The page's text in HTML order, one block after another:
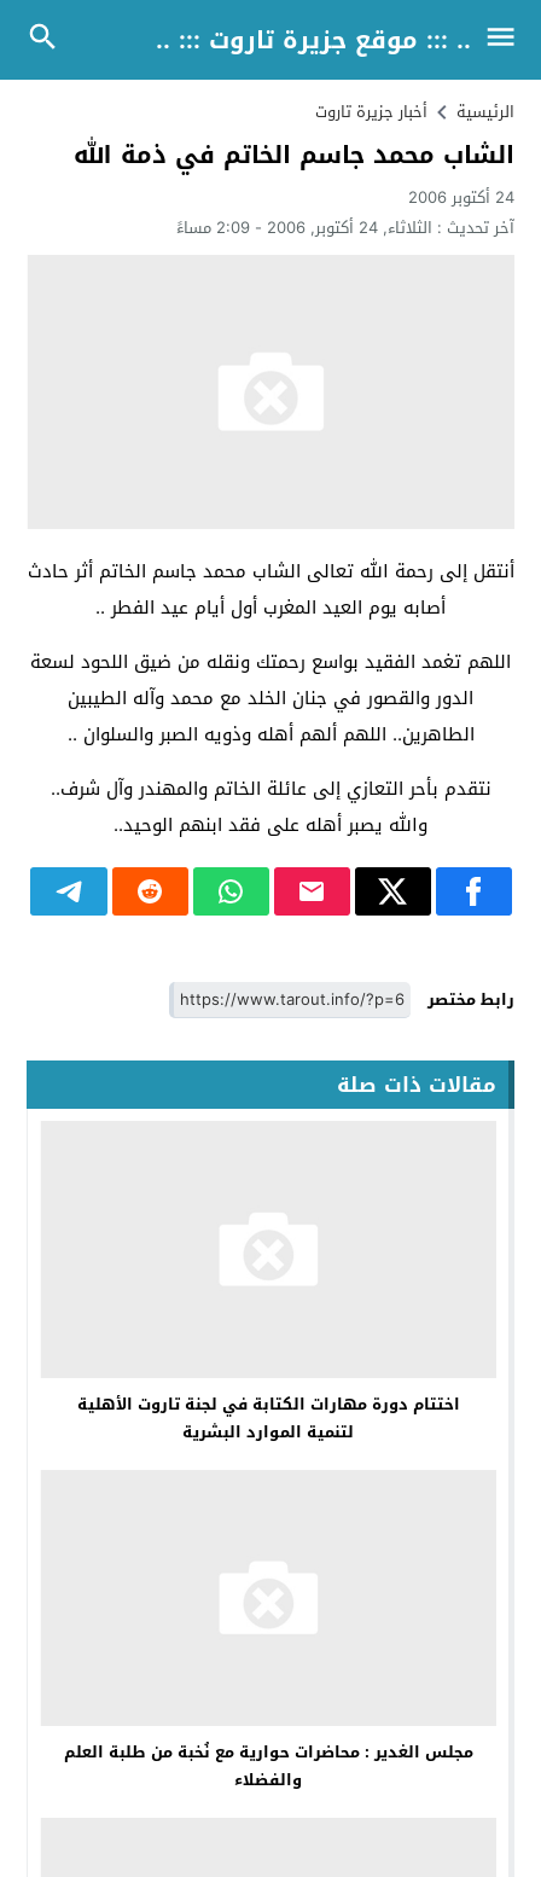
.. ::: موقع جزيرة تاروت ::: ..
الرئيسية أخبار جزيرة تاروت
الشاب محمد جاسم الخاتم في ذمة الله
24 أكتوبر 2006
آخر تحديث : الثلاثاء, 24 أكتوبر, 2006 - 2:09 مساءً
أنتقل إلى رحمة الله تعالى الشاب محمد جاسم الخاتم أثر حادث
أصابه يوم العيد المغرب أول أيام عيد الفطر ..
اللهم تغمد الفقيد بواسع رحمتك ونقله من ضيق اللحود لسعة
الدور والقصور في جنان الخلد مع محمد وآله الطيبين
الطاهرين.. اللهم ألهم أهله وذويه الصبر والسلوان ..
نتقدم بأحر التعازي إلى عائلة الخاتم والمهندر وآل شرف..
والله يصبر أهله على فقد ابنهم الوحيد..
رابط مختصر
مقالات ذات صلة
اختتام دورة مهارات الكتابة في لجنة تاروت الأهلية
لتنمية الموارد البشرية
مجلس الغدير : محاضرات حوارية مع نُخبة من طلبة العلم
والفضلاء